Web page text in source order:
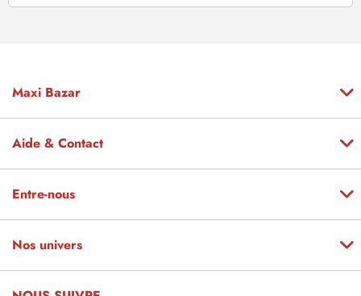
Maxi Bazar
Aide & Contact
Entre-nous
Nos univers